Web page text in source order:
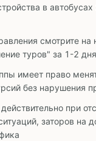
в автобусах
смотрите на
туров" за 1-2
имеет право
без нарушения
при
заторов на